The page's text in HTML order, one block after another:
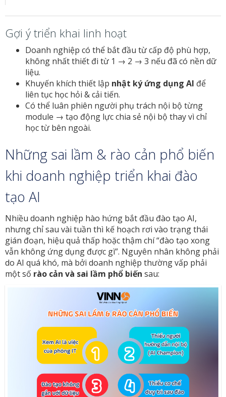
Gợi ý triển khai linh hoạt
Doanh nghiệp có thể bắt đầu từ cấp độ phù hợp,
không nhất thiết đi từ 1 → 2 → 3 nếu đã có nền dữ
liệu.
Khuyến khích thiết lập nhật ký ứng dụng AI để
liên tục học hỏi & cải tiến.
Có thể luân phiên người phụ trách nội bộ từng
module → tạo động lực chia sẻ nội bộ thay vì chỉ
học từ bên ngoài.
Những sai lầm & rào cản phổ biến
khi doanh nghiệp triển khai đào
tạo AI
Nhiều doanh nghiệp hào hứng bắt đầu đào tạo AI,
nhưng chỉ sau vài tuần thì kế hoạch rơi vào trạng thái
gián đoạn, hiệu quả thấp hoặc thậm chí “đào tạo xong
vẫn không ứng dụng được gì”. Nguyên nhân không phải
do AI quá khó, mà bởi doanh nghiệp thường vấp phải
một số rào cản và sai lầm phổ biến sau: